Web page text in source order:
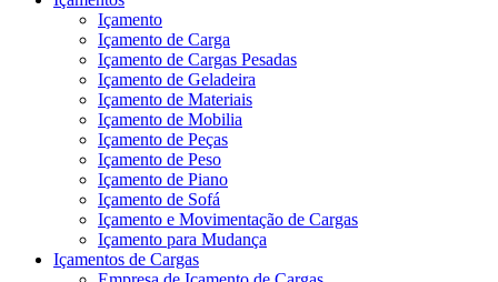
Içamento
Içamento de Carga
Içamento de Cargas Pesadas
Içamento de Geladeira
Içamento de Materiais
Içamento de Mobilia
Içamento de Peças
Içamento de Peso
Içamento de Piano
Içamento de Sofá
Içamento e Movimentação de Cargas
Içamento para Mudança
Içamentos de Cargas